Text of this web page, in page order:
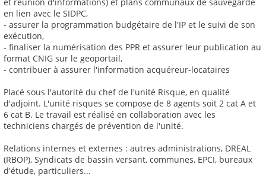
en lien avec le SIDPC,
- assurer la programmation budgétaire de l'IP et le suivi de son
exécution,
- finaliser la numérisation des PPR et assurer leur publication au
format CNIG sur le geoportail,
- contribuer à assurer l'information acquéreur-locataires
Placé sous l'autorité du chef de l'unité Risque, en qualité
d'adjoint. L'unité risques se compose de 8 agents soit 2 cat A et
6 cat B. Le travail est réalisé en collaboration avec les
techniciens chargés de prévention de l'unité.
Relations internes et externes : autres administrations, DREAL
(RBOP), Syndicats de bassin versant, communes, EPCI, bureaux
d'étude, particuliers...